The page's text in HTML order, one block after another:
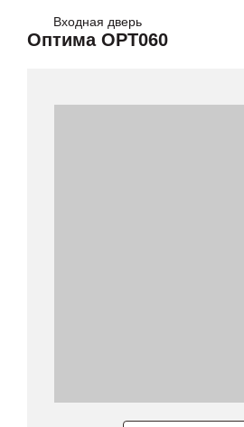
Входная дверь
Оптима OPT060